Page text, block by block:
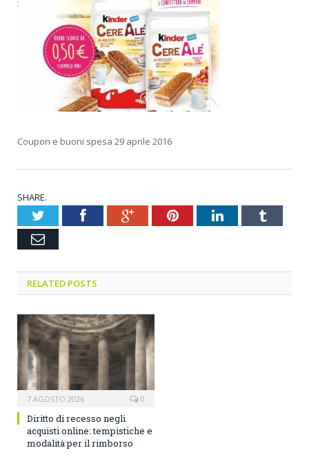
Coupon e buoni spesa 29 aprile 2016
SHARE.
TwitterFacebookGoogle+PinterestLinkedInTumblr
Email
RELATED POSTS
7 AGOSTO 2026 0
Diritto di recesso negli
acquisti online: tempistiche e
modalità per il rimborso